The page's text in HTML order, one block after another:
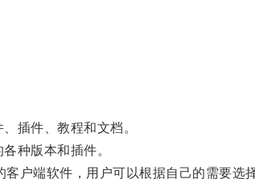
插件、教程和文档。
种版本和插件。
端软件，用户可以根据自己的需要选择